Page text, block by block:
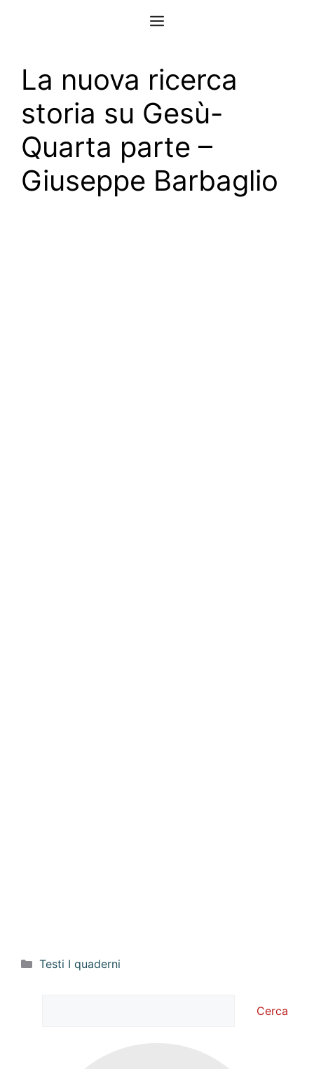
Menu
La nuova ricerca
storia su Gesù-
Quarta parte –
Giuseppe Barbaglio
Categorie
Testi I quaderni
Cerca